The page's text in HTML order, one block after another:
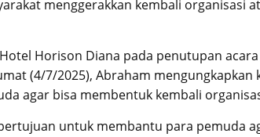
menggerakkan kembali organisasi
Horison Diana pada penutupan
(4/7/2025), Abraham
agar bisa membentuk kembali
untuk membantu para pemuda